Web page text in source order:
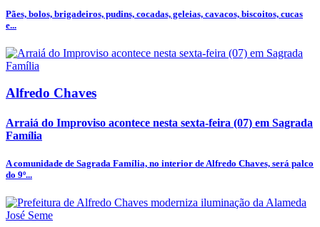
Pães, bolos, brigadeiros, pudins, cocadas, geleias, cavacos, biscoitos, cucas
e...
Alfredo Chaves
Arraiá do Improviso acontece nesta sexta-feira (07) em Sagrada
Família
A comunidade de Sagrada Família, no interior de Alfredo Chaves, será palco
do 9º...